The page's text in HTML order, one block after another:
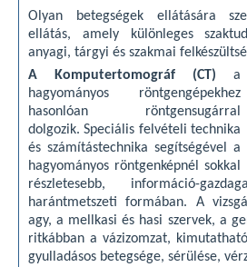
Olyan betegségek ellátására
ellátás, amely különleges
anyagi, tárgyi és szakmai
A Komputertomográf (CT) a
hagyományos röntgengépekhez
hasonlóan röntgensugárral
dolgozik. Speciális felvételi technika
és számítástechnika segítségével a
hagyományos röntgenképnél sokkal
részletesebb, információ-
harántmetszeti formában. A
agy, a mellkasi és hasi szervek, a
ritkábban a vázizomzat,
gyulladásos betegsége, sérülése,